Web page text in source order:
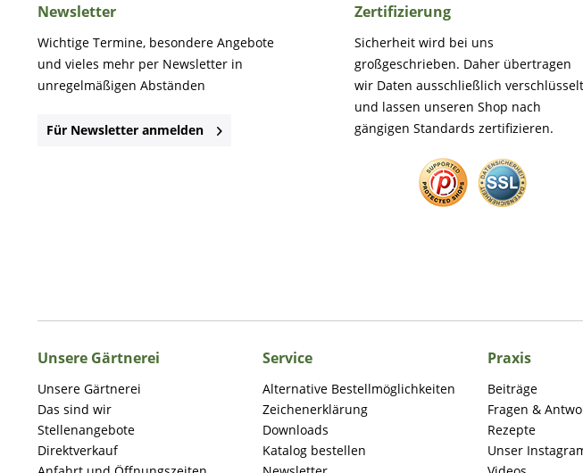
Newsletter
Wichtige Termine, besondere Angebote
und vieles mehr per Newsletter in
unregelmäßigen Abständen
Für Newsletter anmelden
Zertifizierung
Sicherheit wird bei uns
großgeschrieben. Daher übertragen
wir Daten ausschließlich verschlüsselt
und lassen unseren Shop nach
gängigen Standards zertifizieren.
Unsere Gärtnerei
Unsere Gärtnerei
Das sind wir
Stellenangebote
Direktverkauf
Service
Alternative Bestellmöglichkeiten
Zeichenerklärung
Downloads
Katalog bestellen
Praxis
Beiträge
Fragen &
Rezepte
Unser